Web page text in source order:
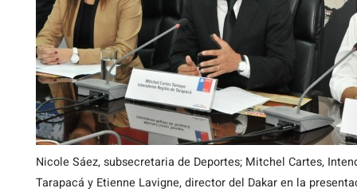
Nicole Sáez, subsecretaria de Deportes; Mitchel Cartes,
Tarapacá y Etienne Lavigne, director del Dakar en la